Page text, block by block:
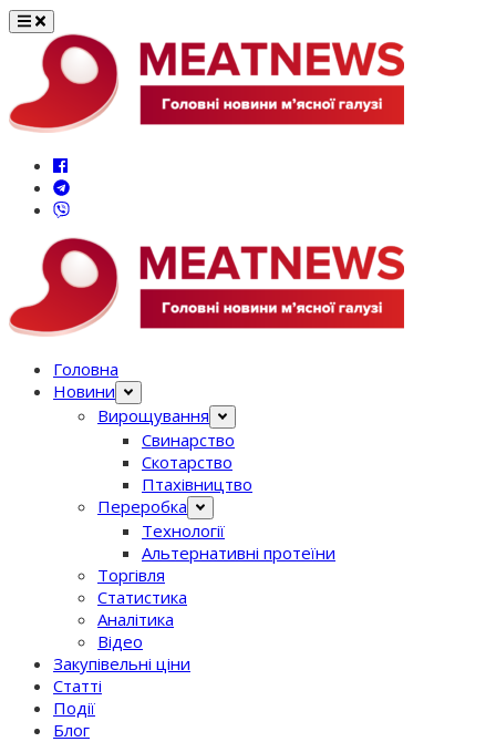
Перейти
вмісту
Головна
Новини
Вирощування
Свинарство
Скотарство
Птахівництво
Переробка
Технології
Альтернативні протеїни
Торгівля
Статистика
Аналітика
Відео
Закупівельні ціни
Статті
Події
Блог